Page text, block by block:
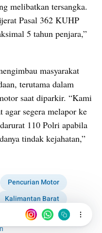
melibatkan tersangka.
Pasal 362 KUHP
5 tahun penjara,”
masyarakat
terutama dalam
saat diparkir. “Kami
agar segera melapor ke
110 Polri apabila
tindak kejahatan,”
Pencurian Motor
Kalimantan Barat